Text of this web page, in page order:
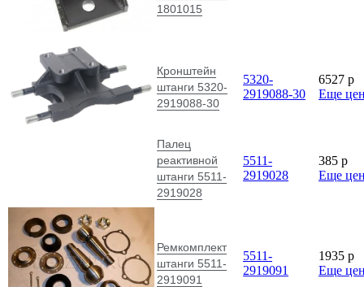
1801015
Кронштейн
штанги 5320-
2919088-30
5320-
2919088-30
6527 p
Еще
Палец
реактивной
штанги 5511-
2919028
5511-
2919028
385 p
Еще
Ремкомплект
штанги 5511-
2919091
5511-
2919091
1935 p
Еще